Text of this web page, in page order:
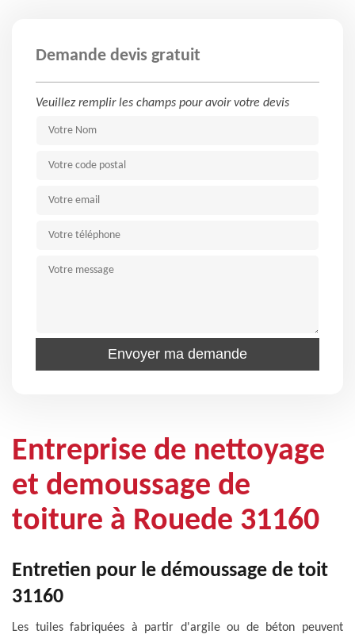
Demande devis gratuit
Veuillez remplir les champs pour avoir votre devis
Entreprise de nettoyage
et demoussage de
toiture à Rouede 31160
Entretien pour le démoussage de toit
31160
Les tuiles fabriquées à partir d'argile ou de béton peuvent